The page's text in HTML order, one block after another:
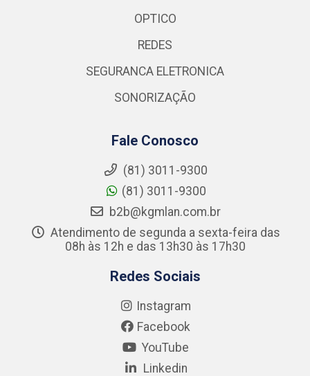
OPTICO
REDES
SEGURANCA ELETRONICA
SONORIZAÇÃO
Fale Conosco
(81) 3011-9300
(81) 3011-9300
b2b@kgmlan.com.br
Atendimento de segunda a sexta-feira das
08h às 12h e das 13h30 às 17h30
Redes Sociais
Instagram
Facebook
YouTube
Linkedin